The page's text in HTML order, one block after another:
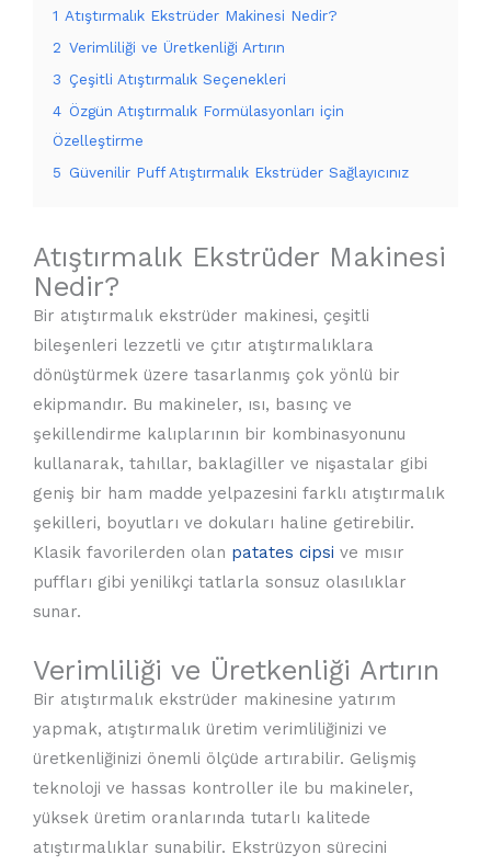
1 Atıştırmalık Ekstrüder Makinesi Nedir?
2 Verimliliği ve Üretkenliği Artırın
3 Çeşitli Atıştırmalık Seçenekleri
4 Özgün Atıştırmalık Formülasyonları için
Özelleştirme
5 Güvenilir Puff Atıştırmalık Ekstrüder Sağlayıcınız
Atıştırmalık Ekstrüder Makinesi
Nedir?
Bir atıştırmalık ekstrüder makinesi, çeşitli
bileşenleri lezzetli ve çıtır atıştırmalıklara
dönüştürmek üzere tasarlanmış çok yönlü bir
ekipmandır. Bu makineler, ısı, basınç ve
şekillendirme kalıplarının bir kombinasyonunu
kullanarak, tahıllar, baklagiller ve nişastalar gibi
geniş bir ham madde yelpazesini farklı atıştırmalık
şekilleri, boyutları ve dokuları haline getirebilir.
Klasik favorilerden olan patates cipsi ve mısır
puffları gibi yenilikçi tatlarla sonsuz olasılıklar
sunar.
Verimliliği ve Üretkenliği Artırın
Bir atıştırmalık ekstrüder makinesine yatırım
yapmak, atıştırmalık üretim verimliliğinizi ve
üretkenliğinizi önemli ölçüde artırabilir. Gelişmiş
teknoloji ve hassas kontroller ile bu makineler,
yüksek üretim oranlarında tutarlı kalitede
atıştırmalıklar sunabilir. Ekstrüzyon sürecini